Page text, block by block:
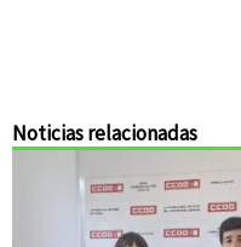
Noticias relacionadas